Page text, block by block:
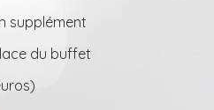
supplément
du buffet